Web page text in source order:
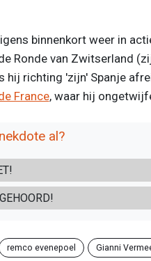
binnenkort weer in
Ronde van Zwitserland
hij richting 'zijn' Spanje
France, waar hij
al?
remco evenepoel Gianni